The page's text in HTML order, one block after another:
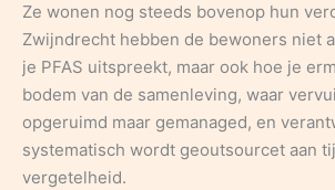
Ze wonen nog steeds bovenop hun
Zwijndrecht hebben de bewoners niet
je PFAS uitspreekt, maar ook hoe je
bodem van de samenleving, waar
opgeruimd maar gemanaged, en
systematisch wordt geoutsourcet aan
vergetelheid.